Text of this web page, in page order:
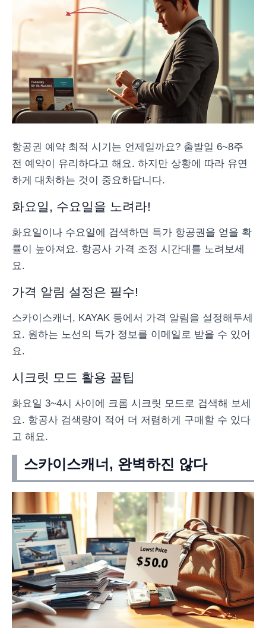
항공권 예약 최적 시기는 언제일까요? 출발일 6~8주
전 예약이 유리하다고 해요. 하지만 상황에 따라 유연
하게 대처하는 것이 중요하답니다.
화요일, 수요일을 노려라!
화요일이나 수요일에 검색하면 특가 항공권을 얻을 확
률이 높아져요. 항공사 가격 조정 시간대를 노려보세
요.
가격 알림 설정은 필수!
스카이스캐너, KAYAK 등에서 가격 알림을 설정해두세
요. 원하는 노선의 특가 정보를 이메일로 받을 수 있어
요.
시크릿 모드 활용 꿀팁
화요일 3~4시 사이에 크롬 시크릿 모드로 검색해 보세
요. 항공사 검색량이 적어 더 저렴하게 구매할 수 있다
고 해요.
스카이스캐너, 완벽하진 않다